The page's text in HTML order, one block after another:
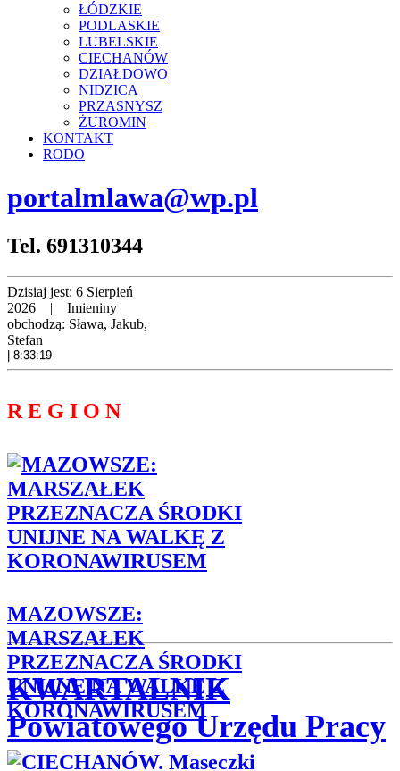
ŁÓDZKIE
PODLASKIE
LUBELSKIE
CIECHANÓW
DZIAŁDOWO
NIDZICA
PRZASNYSZ
ŻUROMIN
KONTAKT
RODO
portalmlawa@wp.pl
Tel. 691310344
Dzisiaj jest: 6 Sierpień
2026 | Imieniny
obchodzą: Sława, Jakub,
Stefan
| 8:33:20
R E G I O N
MAZOWSZE:
MARSZAŁEK
PRZEZNACZA ŚRODKI
UNIJNE NA WALKĘ Z
KORONAWIRUSEM
KWARTALNIK
Powiatowego Urzędu Pracy